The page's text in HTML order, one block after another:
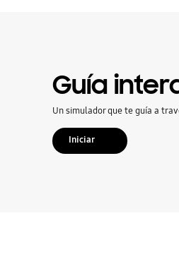
Guía
Un simulador que te guía a
Iniciar